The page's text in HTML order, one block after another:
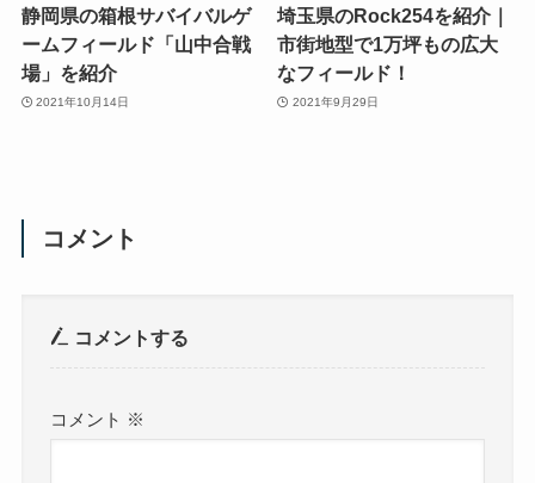
静岡県の箱根サバイバルゲ
ームフィールド「山中合戦
場」を紹介
2021年10月14日
埼玉県のRock254を紹介｜
市街地型で1万坪もの広大
なフィールド！
2021年9月29日
コメント
コメントする
コメント ※